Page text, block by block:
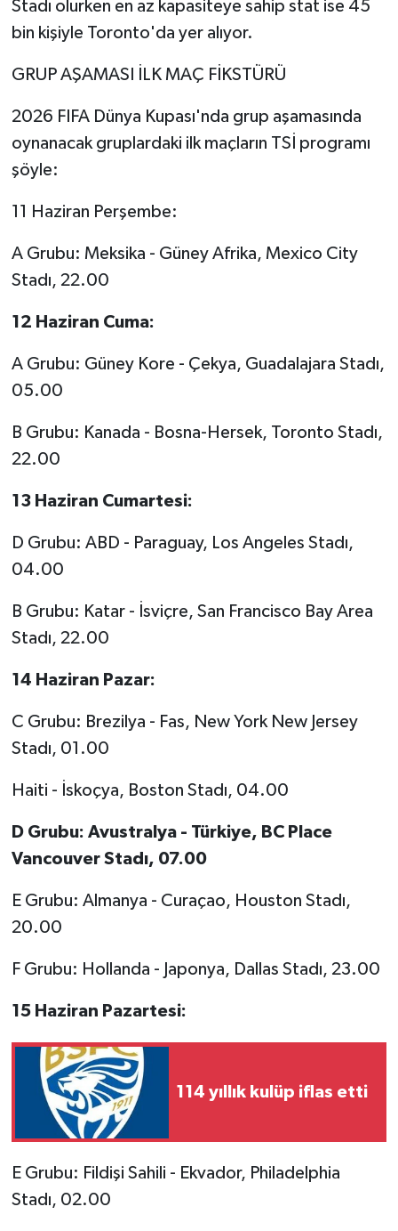
Stadı olurken en az kapasiteye sahip stat ise 45
bin kişiyle Toronto'da yer alıyor.
GRUP AŞAMASI İLK MAÇ FİKSTÜRÜ
2026 FIFA Dünya Kupası'nda grup aşamasında
oynanacak gruplardaki ilk maçların TSİ programı
şöyle:
11 Haziran Perşembe:
A Grubu: Meksika - Güney Afrika, Mexico City
Stadı, 22.00
12 Haziran Cuma:
A Grubu: Güney Kore - Çekya, Guadalajara Stadı,
05.00
B Grubu: Kanada - Bosna-Hersek, Toronto Stadı,
22.00
13 Haziran Cumartesi:
D Grubu: ABD - Paraguay, Los Angeles Stadı,
04.00
B Grubu: Katar - İsviçre, San Francisco Bay Area
Stadı, 22.00
14 Haziran Pazar:
C Grubu: Brezilya - Fas, New York New Jersey
Stadı, 01.00
Haiti - İskoçya, Boston Stadı, 04.00
D Grubu: Avustralya - Türkiye, BC Place
Vancouver Stadı, 07.00
E Grubu: Almanya - Curaçao, Houston Stadı,
20.00
F Grubu: Hollanda - Japonya, Dallas Stadı, 23.00
15 Haziran Pazartesi:
114 yıllık kulüp iflas etti
E Grubu: Fildişi Sahili - Ekvador, Philadelphia
Stadı, 02.00